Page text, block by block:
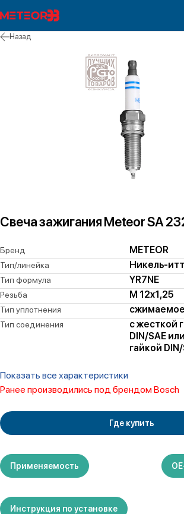
Назад
Свеча зажигания Meteor SA
Бренд METEOR
Тип/линейка Никель-
Тип формула YR7NE
Резьба M 12x1,25
Тип уплотнения
Тип соединения
с жесткой
DIN/SAE
гайкой
Показать все характеристики
Ранее производились под брендом Bosch
Где купить
Применяемость
Инструкция по установке